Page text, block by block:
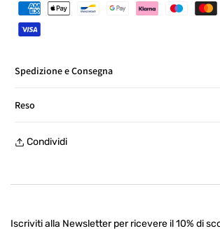
Spedizione e Consegna
Reso
un punto di ritiro
Condividi
Iscriviti alla Newsletter per ricevere il 10% di